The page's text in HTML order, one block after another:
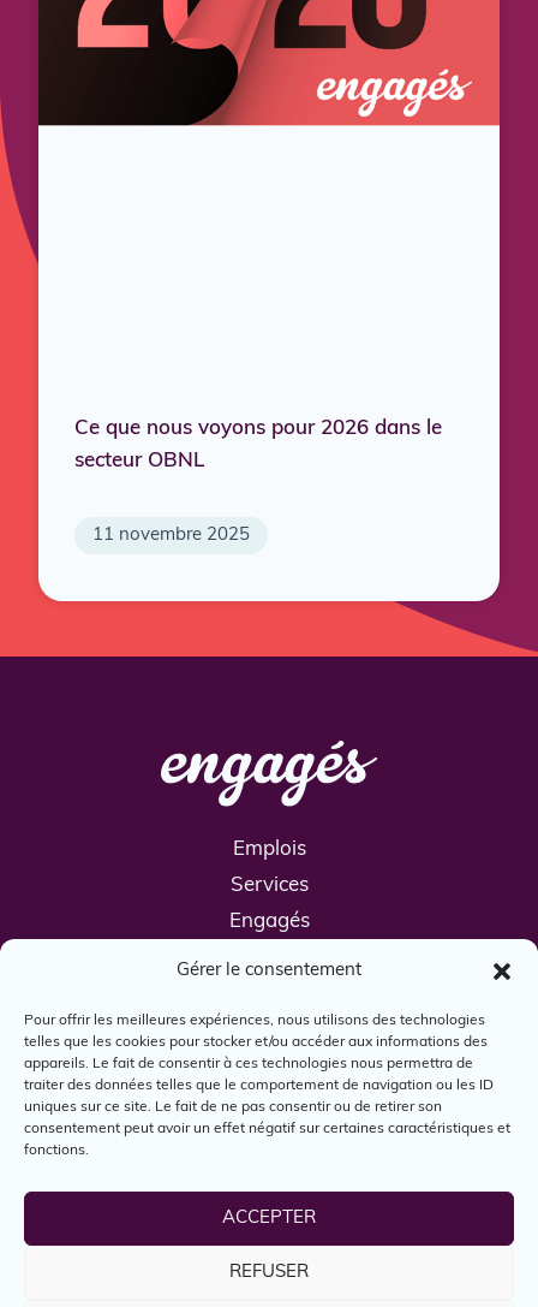
Gérer le consentement
Pour offrir les meilleures expériences, nous utilisons des technologies
telles que les cookies pour stocker et/ou accéder aux informations des
appareils. Le fait de consentir à ces technologies nous permettra de
traiter des données telles que le comportement de navigation ou les ID
uniques sur ce site. Le fait de ne pas consentir ou de retirer son
consentement peut avoir un effet négatif sur certaines caractéristiques et
fonctions.
ACCEPTER
REFUSER
Ce que nous voyons pour 2026 dans le
secteur OBNL
11 novembre 2025
Emplois
Services
Engagés
Boîte à outils